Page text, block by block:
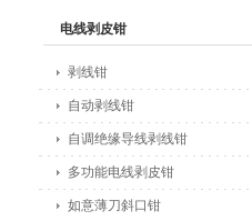
电线剥皮钳
剥线钳
自动剥线钳
自调绝缘导线剥线钳
多功能电线剥皮钳
如意薄刀斜口钳